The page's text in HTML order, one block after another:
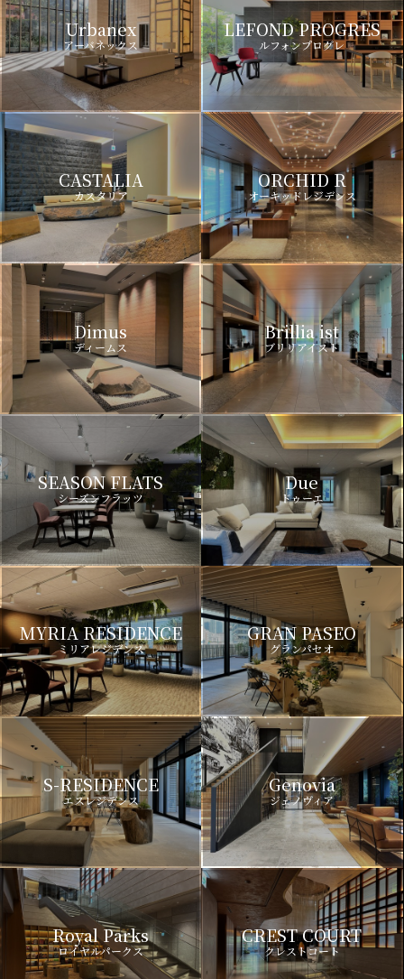
Urbanex
アーバネックス
LEFOND PROGRES
ルフォンプログレ
CASTALIA
カスタリア
ORCHID R
オーキッドレジデンス
Dimus
ディームス
Brillia ist
ブリリアイスト
SEASON FLATS
シーズンフラッツ
Due
ドゥーエ
MYRIA RESIDENCE
ミリアレジデンス
GRAN PASEO
グランパセオ
S-RESIDENCE
エスレジデンス
Genovia
ジェノヴィア
Royal Parks
ロイヤルパークス
CREST COURT
クレストコート